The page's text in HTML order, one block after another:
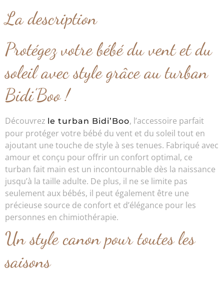
La description
Protégez votre bébé du vent et du
soleil avec style grâce au turban
Bidi’Boo !
Découvrez le turban Bidi’Boo, l’accessoire parfait
pour protéger votre bébé du vent et du soleil tout en
ajoutant une touche de style à ses tenues. Fabriqué avec
amour et conçu pour offrir un confort optimal, ce
turban fait main est un incontournable dès la naissance
jusqu’à la taille adulte. De plus, il ne se limite pas
seulement aux bébés, il peut également être une
précieuse source de confort et d’élégance pour les
personnes en chimiothérapie.
Un style canon pour toutes les
saisons